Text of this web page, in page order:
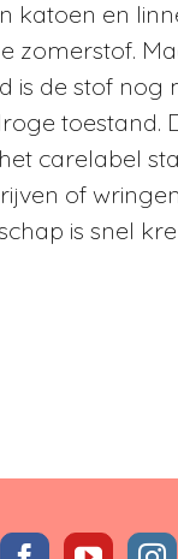
katoen en
zomerstof.
is de stof nog
toestand.
carelabel
of
is snel